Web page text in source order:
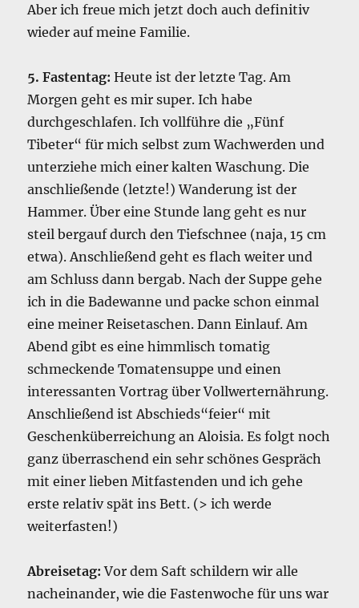
Aber ich freue mich jetzt doch auch definitiv
wieder auf meine Familie.
5. Fastentag: Heute ist der letzte Tag. Am
Morgen geht es mir super. Ich habe
durchgeschlafen. Ich vollführe die „Fünf
Tibeter“ für mich selbst zum Wachwerden und
unterziehe mich einer kalten Waschung. Die
anschließende (letzte!) Wanderung ist der
Hammer. Über eine Stunde lang geht es nur
steil bergauf durch den Tiefschnee (naja, 15 cm
etwa). Anschließend geht es flach weiter und
am Schluss dann bergab. Nach der Suppe gehe
ich in die Badewanne und packe schon einmal
eine meiner Reisetaschen. Dann Einlauf. Am
Abend gibt es eine himmlisch tomatig
schmeckende Tomatensuppe und einen
interessanten Vortrag über Vollwerternährung.
Anschließend ist Abschieds“feier“ mit
Geschenküberreichung an Aloisia. Es folgt noch
ganz überraschend ein sehr schönes Gespräch
mit einer lieben Mitfastenden und ich gehe
erste relativ spät ins Bett. (> ich werde
weiterfasten!)
Abreisetag: Vor dem Saft schildern wir alle
nacheinander, wie die Fastenwoche für uns war